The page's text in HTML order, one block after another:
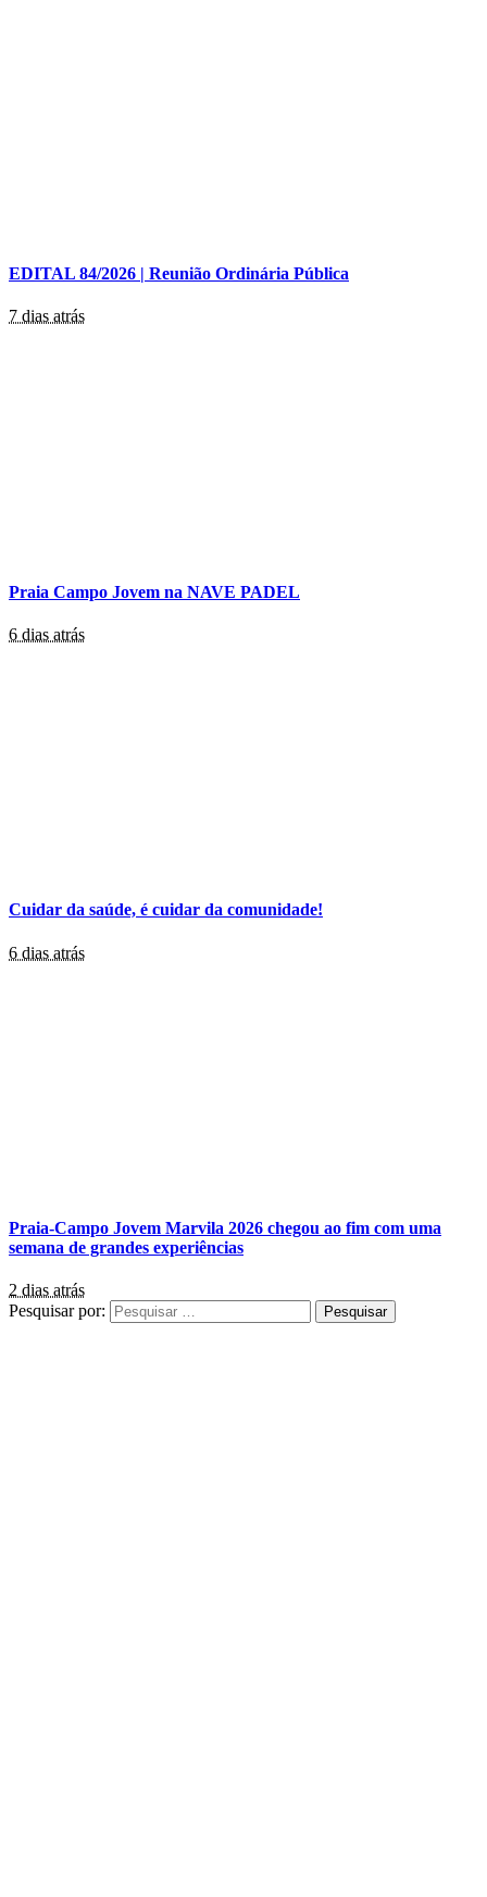
EDITAL 84/2026 | Reunião Ordinária Pública
7 dias atrás
Praia Campo Jovem na NAVE PADEL
6 dias atrás
Cuidar da saúde, é cuidar da comunidade!
6 dias atrás
Praia-Campo Jovem Marvila 2026 chegou ao fim com uma
semana de grandes experiências
2 dias atrás
Pesquisar por: